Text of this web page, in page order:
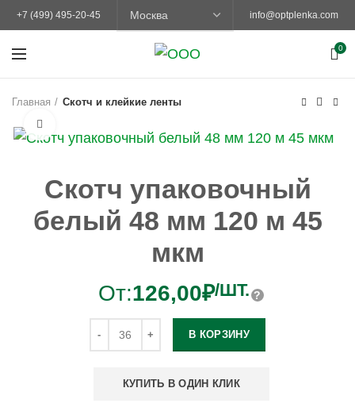
+7 (499) 495-20-45 info@optplenka.com
0
Главная
Скотч и клейкие ленты
Скотч упаковочный
белый 48 мм 120 м 45
мкм
От:126,00₽/ШТ.
В КОРЗИНУ
КУПИТЬ В ОДИН КЛИК